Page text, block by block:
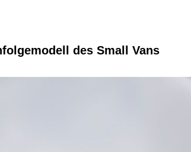
des Small Vans